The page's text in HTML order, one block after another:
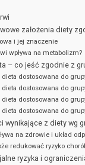
założenia diety
i jej znaczenie
wpływa na metabolizm?
– co jeść zgodnie z
dostosowana do
dostosowana do
dostosowana do
dostosowana do
wynikające z diety wg
na zdrowie i układ
redukować ryzyko
ryzyka i